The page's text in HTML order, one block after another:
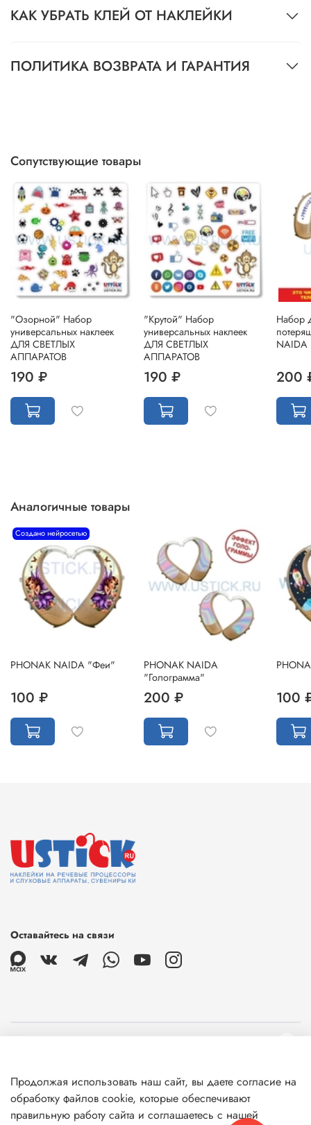
КАК УБРАТЬ КЛЕЙ ОТ НАКЛЕЙКИ
ПОЛИТИКА ВОЗВРАТА И ГАРАНТИЯ
Сопутствующие товары
"Озорной" Набор
универсальных наклеек
ДЛЯ СВЕТЛЫХ
АППАРАТОВ
190 ₽
"Крутой" Набор
универсальных наклеек
ДЛЯ СВЕТЛЫХ
АППАРАТОВ
190 ₽
Набор
NAIDA
200
Аналогичные товары
Создано нейросетью
PHONAK NAIDA "Феи"
100 ₽
PHONAK NAIDA
"Голограмма"
200 ₽ 100
Клиентам
Оставайтесь на связи
Продолжая использовать наш сайт, вы даете согласие на
обработку файлов cookie, которые обеспечивают
правильную работу сайта и соглашаетесь с нашей